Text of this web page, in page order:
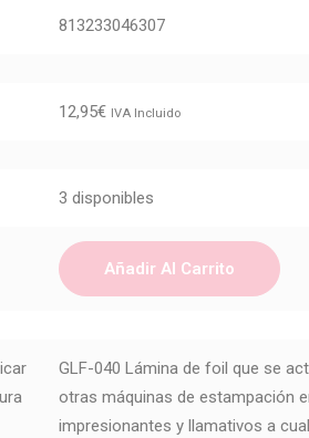
813233046307
12,95€ IVA Incluido
3 disponibles
Añadir Al Carrito
GLF-040 Lámina de foil que se
otras máquinas de estampación
impresionantes y llamativos a